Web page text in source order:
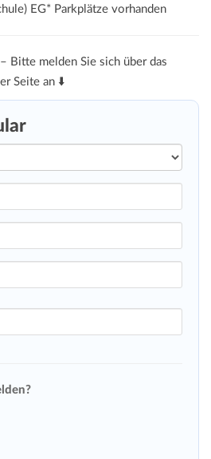
EG* Parkplätze vorhanden
Bitte melden Sie sich über das
Seite an ⬇️